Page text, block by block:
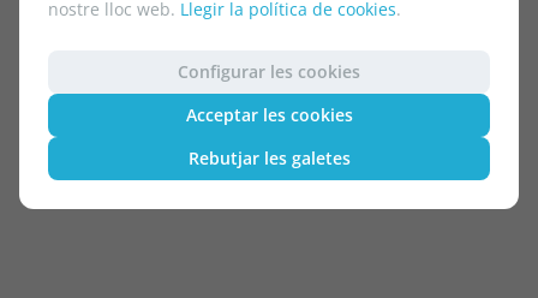
nostre lloc web. Llegir la política de cookies.
Configurar les cookies
Acceptar les cookies
Rebutjar les galetes